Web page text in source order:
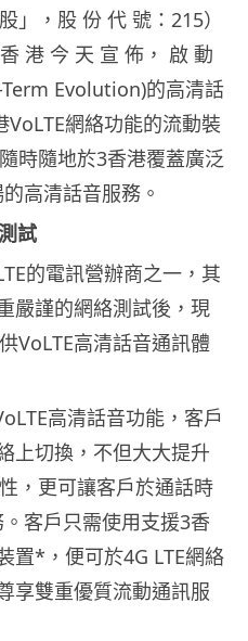
」，股 份 代 號：215）
港 今 天 宣 佈， 啟 動
Evolution)的高清話
網絡功能的流動裝
時隨地於3香港覆蓋廣泛
高清話音服務。
試
的電訊營辦商之一，其
嚴謹的網絡測試後，現
VoLTE高清話音通訊體
高清話音功能，客戶
上切換，不但大大提升
，更可讓客戶於通話時
客戶只需使用支援3香
置*，便可於4G LTE網絡
享雙重優質流動通訊服